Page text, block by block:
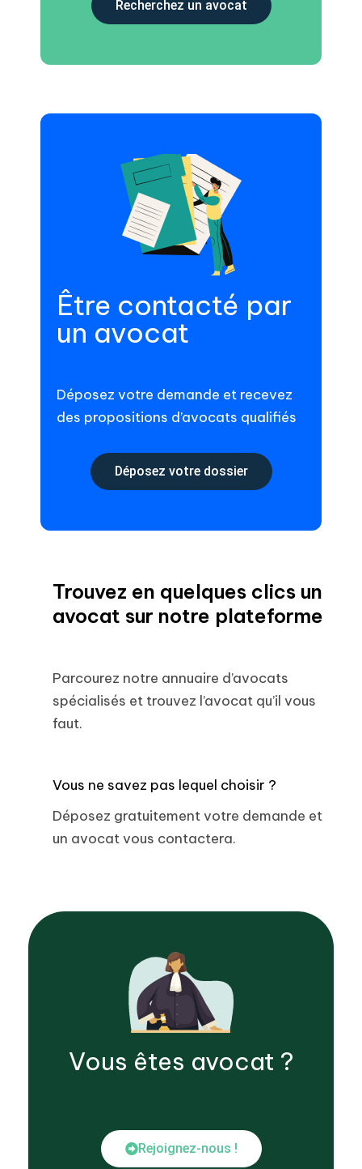
Recherchez un avocat
Être contacté par
un avocat
Déposez votre demande et recevez
des propositions d’avocats qualifiés
Déposez votre dossier
Trouvez en quelques clics un
avocat sur notre plateforme
Parcourez notre annuaire d’avocats
spécialisés et trouvez l’avocat qu’il vous
faut.
Vous ne savez pas lequel choisir ?
Déposez gratuitement votre demande et
un avocat vous contactera.
Vous êtes avocat ?
Rejoignez-nous !